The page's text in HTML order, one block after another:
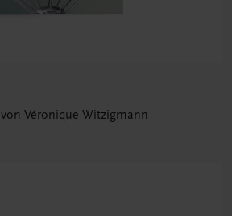
Véronique Witzigmann